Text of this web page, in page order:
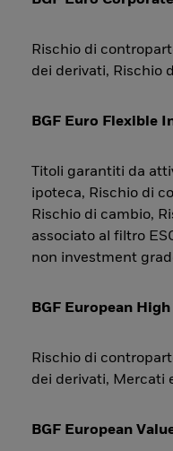
Rischio di
dei derivati, Rischio
BGF Euro Flexible
Titoli garantiti da
ipoteca, Rischio di
Rischio di cambio,
associato al filtro
non investment
BGF European
Rischio di
dei derivati, Mercati
BGF European